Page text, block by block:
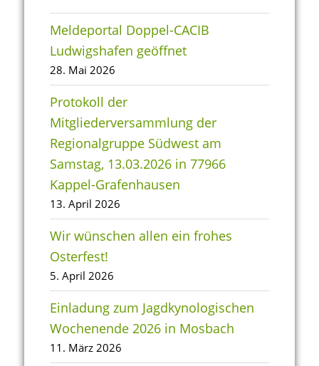
Meldeportal Doppel-CACIB
Ludwigshafen geöffnet
28. Mai 2026
Protokoll der
Mitgliederversammlung der
Regionalgruppe Südwest am
Samstag, 13.03.2026 in 77966
Kappel-Grafenhausen
13. April 2026
Wir wünschen allen ein frohes
Osterfest!
5. April 2026
Einladung zum Jagdkynologischen
Wochenende 2026 in Mosbach
11. März 2026